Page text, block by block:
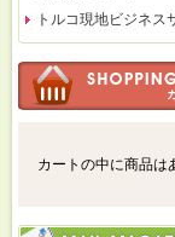
トルコ現地ビジネス
カートの中に商品は